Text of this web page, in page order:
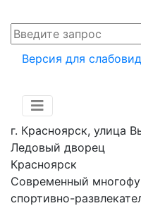
Версия для
г. Красноярск, улица
Ледовый дворец
Красноярск
Современный
спортивно-